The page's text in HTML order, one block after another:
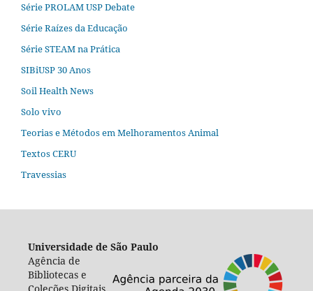
Série PROLAM USP Debate
Série Raízes da Educação
Série STEAM na Prática
SIBiUSP 30 Anos
Soil Health News
Solo vivo
Teorias e Métodos em Melhoramentos Animal
Textos CERU
Travessias
Universidade de São Paulo
Agência de
Bibliotecas e